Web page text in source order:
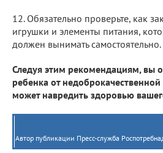
12. Обязательно проверьте, как
игрушки и элементы питания,
должен вынимать самостоятельно.
Следуя этим рекомендациям, вы
ребенка от
может навредить здоровью
Автор публикации Пресс-служба